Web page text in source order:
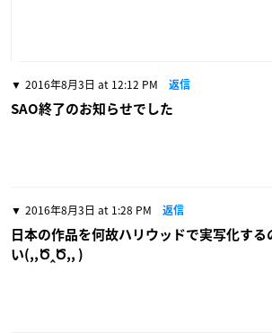
2016年8月3日 at 12:12 PM 返信
SAO終了のお知らせでした
2016年8月3日 at 1:28 PM 返信
日本の作品を何故ハリウッドで実写化する
い(,,Ծ‸Ծ,, )